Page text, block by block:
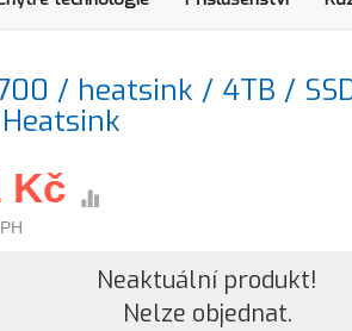
/ heatsink / 4TB /
Kč
Neaktuální produkt!
Nelze objednat.